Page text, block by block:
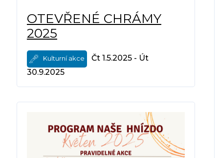
OTEVŘENÉ CHRÁMY
2025
Kulturní akce
Čt 1.5.2025 - Út
30.9.2025